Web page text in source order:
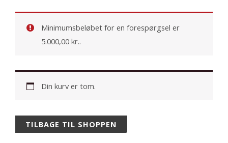
Minimumsbeløbet for en forespørgsel er
5.000,00kr..
Din kurv er tom.
TILBAGE TIL SHOPPEN